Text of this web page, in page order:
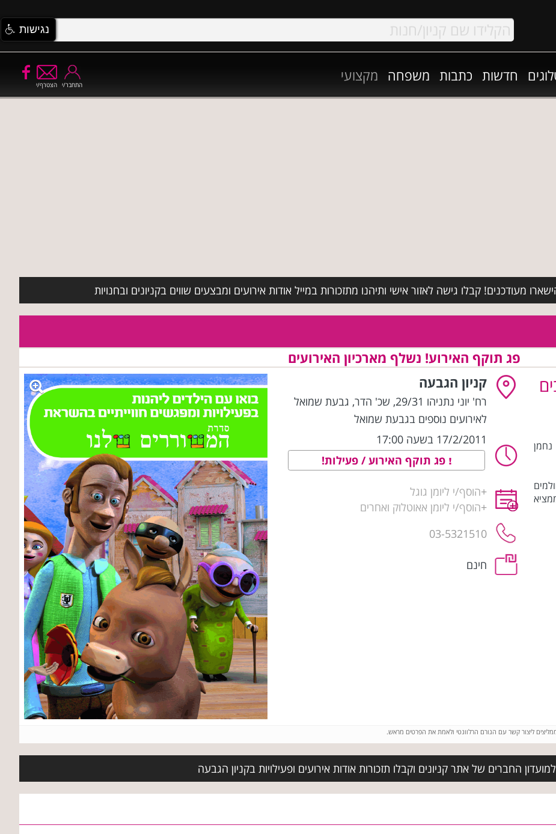
חדשות כתבות משפחה מקצועי
הצטרף/י התחבר/י
מעודכנים! קבלו גישה לאזור אישי ותיהנו מתזכורות במייל אודות אירועים ומבצעים שווים בקניונים ובחנויות
פג תוקף האירוע! נשלף מארכיון האירועים
קניון הגבעה
רח' יוני נתניהו 29/31, שכ' הדר , גבעת שמואל
לאירועים נוספים בגבעת שמואל
17/2/2011 בשעה 17:00
פג תוקף האירוע / פעילות!
+הוסף/י ליומן גוגל
+הוסף/י ליומן אאוטלוק ואחרים
03-5321510
חינם
ליצור קשר עם הגורם הרלוונטי ולאמת את הפרטים מראש.
החברים של אתר קניונים וקבלו תזכורות אודות אירועים ופעילויות בקניון הגבעה
נגישות